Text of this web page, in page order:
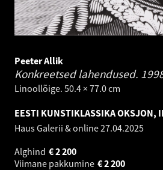
Peeter Allik
Konkreetsed lahendused.
Linoollõige. 50.4 × 77.0 cm
EESTI KUNSTIKLASSIKA OKSJON,
Haus Galerii & online27.04.2025
Alghind
2 200
€
Viimane pakkumine
2 200
€